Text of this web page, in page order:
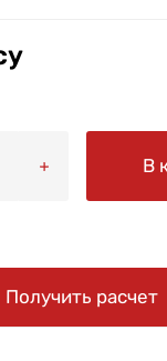
В
Получить расчет